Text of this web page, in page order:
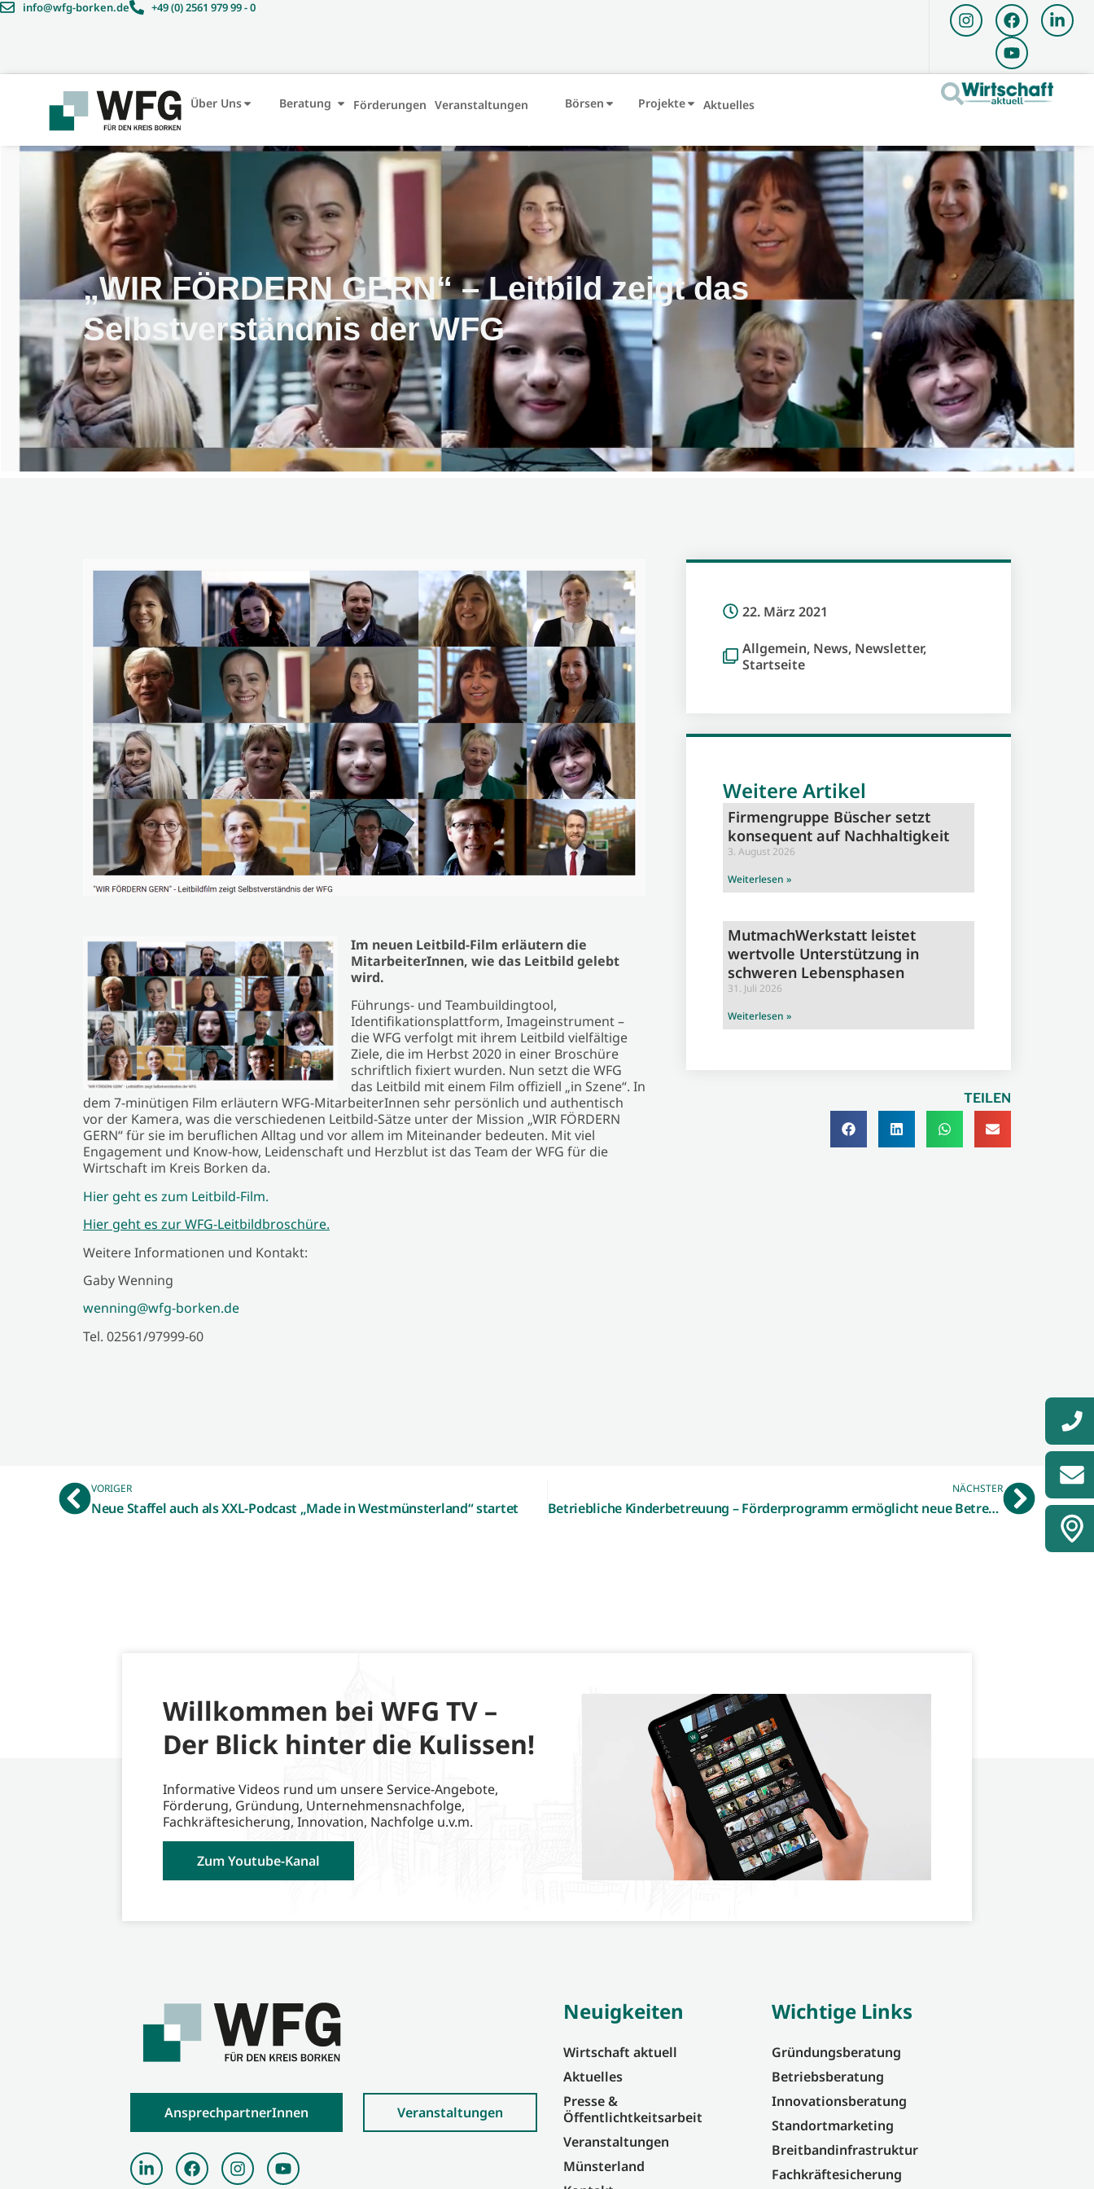
info@wfg-borken.de +49 (0) 2561 979 99 - 0
Über Uns Beratung Förderungen Veranstaltungen Börsen Projekte Aktuelles
„WIR FÖRDERN GERN“ – Leitbild zeigt das
Selbstverständnis der WFG
Im neuen Leitbild-Film erläutern die
MitarbeiterInnen, wie das Leitbild gelebt
wird.
Führungs- und Teambuildingtool,
Identifikationsplattform, Imageinstrument –
die WFG verfolgt mit ihrem Leitbild vielfältige
Ziele, die im Herbst 2020 in einer Broschüre
schriftlich fixiert wurden. Nun setzt die WFG
das Leitbild mit einem Film offiziell „in Szene“. In
dem 7-minütigen Film erläutern WFG-MitarbeiterInnen sehr persönlich und authentisch
vor der Kamera, was die verschiedenen Leitbild-Sätze unter der Mission „WIR FÖRDERN
GERN“ für sie im beruflichen Alltag und vor allem im Miteinander bedeuten. Mit viel
Engagement und Know-how, Leidenschaft und Herzblut ist das Team der WFG für die
Wirtschaft im Kreis Borken da.
Hier geht es zum Leitbild-Film.
Hier geht es zur WFG-Leitbildbroschüre.
Weitere Informationen und Kontakt:
Gaby Wenning
wenning@wfg-borken.de
Tel. 02561/97999-60
22. März 2021
Allgemein, News, Newsletter,
Startseite
Weitere Artikel
Firmengruppe Büscher setzt
konsequent auf Nachhaltigkeit
3. August 2026
Weiterlesen »
MutmachWerkstatt leistet
wertvolle Unterstützung in
schweren Lebensphasen
31. Juli 2026
Weiterlesen »
TEILEN
VORIGER
Neue Staffel auch als XXL-Podcast „Made in Westmünsterland“ startet
NÄCHSTER
Betriebliche Kinderbetreuung – Förderprogramm ermöglicht neue Betreuungslösungen für Unternehmen
Willkommen bei WFG TV –
Der Blick hinter die Kulissen!
Informative Videos rund um unsere Service-Angebote,
Förderung, Gründung, Unternehmensnachfolge,
Fachkräftesicherung, Innovation, Nachfolge u.v.m.
Zum Youtube-Kanal
AnsprechpartnerInnen Veranstaltungen
Neuigkeiten
Wirtschaft aktuell
Aktuelles
Presse &
Öffentlichtkeitsarbeit
Veranstaltungen
Münsterland
Wichtige Links
Gründungsberatung
Betriebsberatung
Innovationsberatung
Standortmarketing
Breitbandinfrastruktur
Fachkräftesicherung